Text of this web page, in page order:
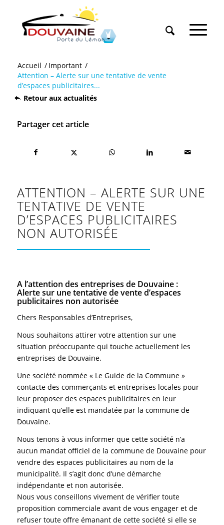
Accueil / Important /
Attention – Alerte sur une tentative de vente
d’espaces publicitaires...
Retour aux actualités
Partager cet article
ATTENTION – ALERTE SUR UNE
TENTATIVE DE VENTE
D’ESPACES PUBLICITAIRES
NON AUTORISÉE
A l’attention des entreprises de Douvaine :
Alerte sur une tentative de vente d’espaces
publicitaires non autorisée
Chers Responsables d’Entreprises,
Nous souhaitons attirer votre attention sur une
situation préoccupante qui touche actuellement les
entreprises de Douvaine.
Une société nommée « Le Guide de la Commune »
contacte des commerçants et entreprises locales pour
leur proposer des espaces publicitaires en leur
indiquant qu’elle est mandatée par la commune de
Douvaine.
Nous tenons à vous informer que cette société n’a
aucun mandat officiel de la commune de Douvaine pour
vendre des espaces publicitaires au nom de la
municipalité. Il s’agit donc d’une démarche
indépendante et non autorisée.
Nous vous conseillons vivement de vérifier toute
proposition commerciale avant de vous engager et de
refuser toute offre émanant de cette société si elle se